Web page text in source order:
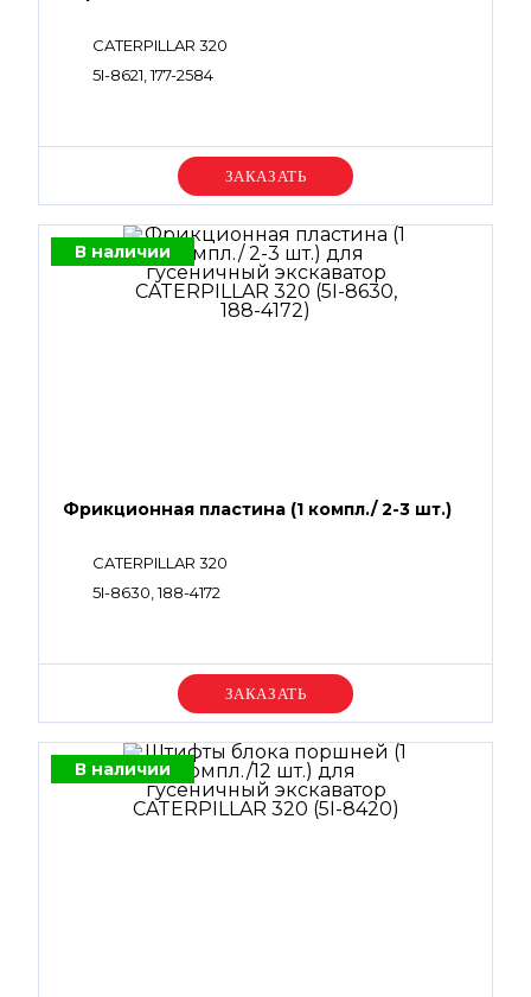
CATERPILLAR 320
5I-8621, 177-2584
Уточняйте цену
В наличии
Фрикционная пластина (1 компл./ 2-3 шт.)
CATERPILLAR 320
5I-8630, 188-4172
Уточняйте цену
В наличии